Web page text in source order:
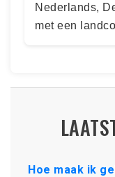
Nederlands,
met een
Hoe maak ik